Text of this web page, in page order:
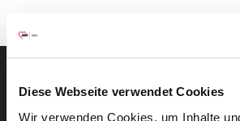
Diese Webseite verwendet Cookies
Wir verwenden Cookies, um Inhalte